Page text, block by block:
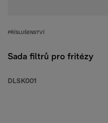
PŘÍSLUŠENSTVÍ
Sada filtrů pro fritézy
DLSK001